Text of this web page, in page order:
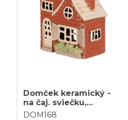
Domček keramický -
na čaj. sviečku,
tehlový, svetlo červený
DOM168